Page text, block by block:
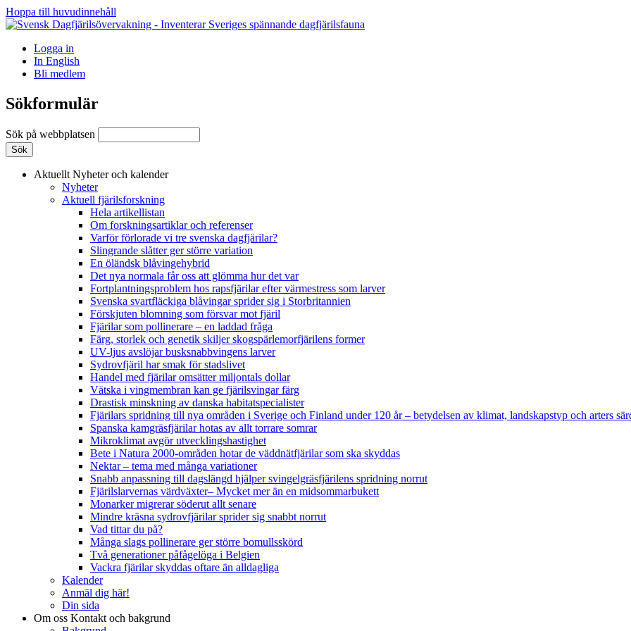
Hoppa till huvudinnehåll
Logga in
In English
Bli medlem
Sökformulär
Sök på webbplatsen
Aktuellt Nyheter och kalender
Nyheter
Aktuell fjärilsforskning
Hela artikellistan
Om forskningsartiklar och referenser
Varför förlorade vi tre svenska dagfjärilar?
Slingrande slåtter ger större variation
En öländsk blåvingehybrid
Det nya normala får oss att glömma hur det var
Fortplantningsproblem hos rapsfjärilar efter värmestress som larver
Svenska svartfläckiga blåvingar sprider sig i Storbritannien
Förskjuten blomning som försvar mot fjäril
Fjärilar som pollinerare – en laddad fråga
Färg, storlek och genetik skiljer skogspärlemorfjärilens former
UV-ljus avslöjar busksnabbvingens larver
Sydrovfjäril har smak för stadslivet
Handel med fjärilar omsätter miljontals dollar
Vätska i vingmembran kan ge fjärilsvingar färg
Drastisk minskning av danska habitatspecialister
Fjärilars spridning till nya områden i Sverige och Finland under 120 år– betydelsen av klimat, landskapstyp och arters
Spanska kamgräsfjärilar hotas av allt torrare somrar
Mikroklimat avgör utvecklingshastighet
Bete i Natura 2000-områden hotar de väddnätfjärilar som ska skyddas
Nektar – tema med många variationer
Snabb anpassning till dagslängd hjälper svingelgräsfjärilens spridning norrut
Fjärilslarvernas värdväxter– Mycket mer än en midsommarbukett
Monarker migrerar söderut allt senare
Mindre kräsna sydrovfjärilar sprider sig snabbt norrut
Vad tittar du på?
Många slags pollinerare ger större bomullsskörd
Två generationer påfågelöga i Belgien
Vackra fjärilar skyddas oftare än alldagliga
Kalender
Anmäl dig här!
Din sida
Om oss Kontakt och bakgrund